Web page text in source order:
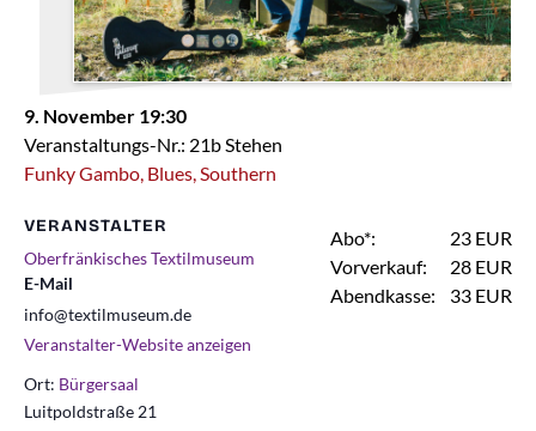
9. November 19:30
Veranstaltungs-Nr.: 21b Stehen
Funky Gambo, Blues, Southern
Ort: Bürgersaal
Luitpoldstraße 21
VERANSTALTER
Oberfränkisches Textilmuseum
E-Mail
info@textilmuseum.de
Veranstalter-Website anzeigen
Abo*:
23 EUR
Vorverkauf:
28 EUR
Abendkasse:
33 EUR